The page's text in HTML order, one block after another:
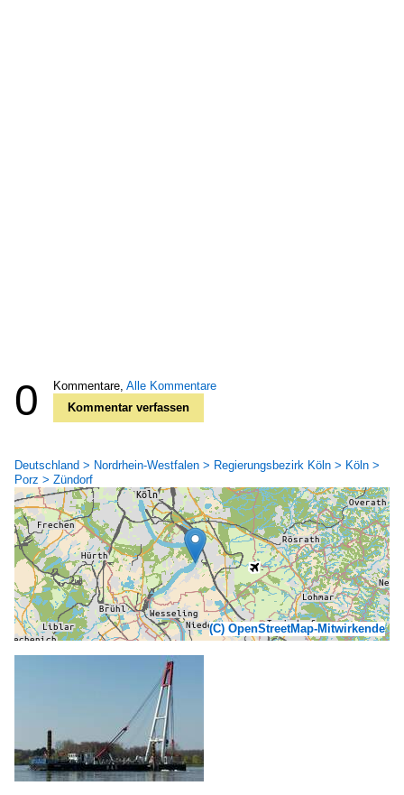
0 Kommentare, Alle Kommentare
Kommentar verfassen
Deutschland > Nordrhein-Westfalen > Regierungsbezirk Köln > Köln >
Porz > Zündorf
(C) OpenStreetMap-Mitwirkende